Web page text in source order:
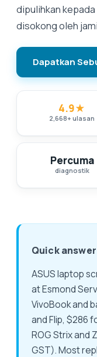
dipulihkan
disokong oleh
Dapatkan
4.9★
2,668+ulasan
Percuma
diagnostik
Quick answer
ASUS laptop
at Esmond
VivoBook and
and Flip, $286
ROG Strix and
GST). Most